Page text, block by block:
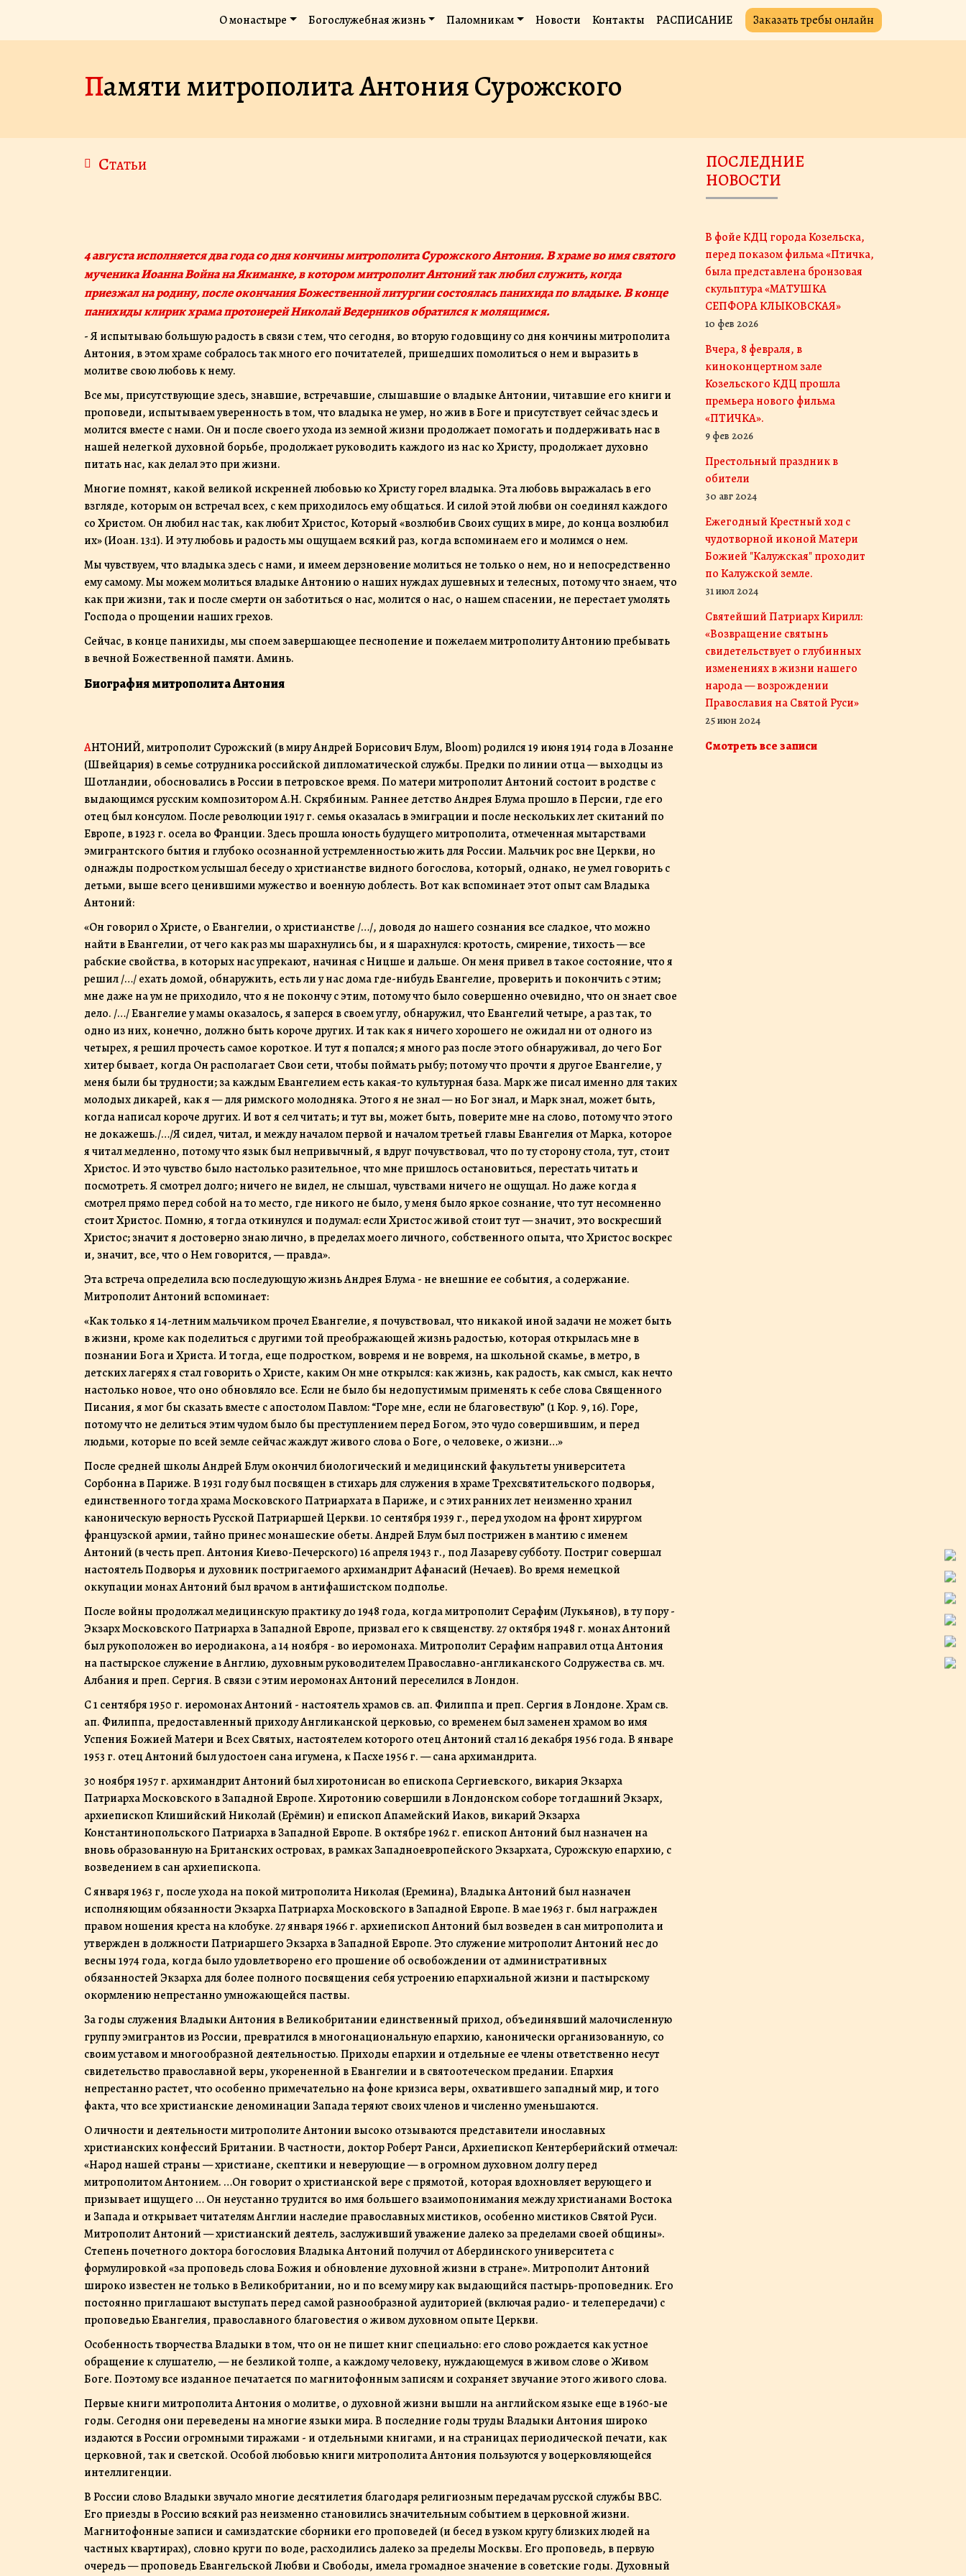
О монастыре Богослужебная жизнь Паломникам Новости Контакты РАСПИСАНИЕ Заказать требы онлайн
Памяти митрополита Антония Сурожского
Статьи
4 августа исполняется два года со дня кончины митрополита Сурожского Антония. В храме во имя святого
мученика Иоанна Война на Якиманке, в котором митрополит Антоний так любил служить, когда
приезжал на родину, после окончания Божественной литургии состоялась панихида по владыке. В конце
панихиды клирик храма протоиерей Николай Ведерников обратился к молящимся.
- Я испытываю большую радость в связи с тем, что сегодня, во вторую годовщину со дня кончины митрополита
Антония, в этом храме собралось так много его почитателей, пришедших помолиться о нем и выразить в
молитве свою любовь к нему.
Все мы, присутствующие здесь, знавшие, встречавшие, слышавшие о владыке Антонии, читавшие его книги и
проповеди, испытываем уверенность в том, что владыка не умер, но жив в Боге и присутствует сейчас здесь и
молится вместе с нами. Он и после своего ухода из земной жизни продолжает помогать и поддерживать нас в
нашей нелегкой духовной борьбе, продолжает руководить каждого из нас ко Христу, продолжает духовно
питать нас, как делал это при жизни.
Многие помнят, какой великой искренней любовью ко Христу горел владыка. Эта любовь выражалась в его
взгляде, которым он встречал всех, с кем приходилось ему общаться. И силой этой любви он соединял каждого
со Христом. Он любил нас так, как любит Христос, Который «возлюбив Своих сущих в мире, до конца возлюбил
их» (Иоан. 13:1). И эту любовь и радость мы ощущаем всякий раз, когда вспоминаем его и молимся о нем.
Мы чувствуем, что владыка здесь с нами, и имеем дерзновение молиться не только о нем, но и непосредственно
ему самому. Мы можем молиться владыке Антонию о наших нуждах душевных и телесных, потому что знаем, что
как при жизни, так и после смерти он заботиться о нас, молится о нас, о нашем спасении, не перестает умолять
Господа о прощении наших грехов.
Сейчас, в конце панихиды, мы споем завершающее песнопение и пожелаем митрополиту Антонию пребывать
в вечной Божественной памяти. Аминь.
Биография митрополита Антония
АНТОНИЙ, митрополит Сурожский (в миру Андрей Борисович Блум, Bloom) родился 19 июня 1914 года в Лозанне
(Швейцария) в семье сотрудника российской дипломатической службы. Предки по линии отца — выходцы из
Шотландии, обосновались в России в петровское время. По матери митрополит Антоний состоит в родстве с
выдающимся русским композитором А.Н. Скрябиным. Раннее детство Андрея Блума прошло в Персии, где его
отец был консулом. После революции 1917 г. семья оказалась в эмиграции и после нескольких лет скитаний по
Европе, в 1923 г. осела во Франции. Здесь прошла юность будущего митрополита, отмеченная мытарствами
эмигрантского бытия и глубоко осознанной устремленностью жить для России. Мальчик рос вне Церкви, но
однажды подростком услышал беседу о христианстве видного богослова, который, однако, не умел говорить с
детьми, выше всего ценившими мужество и военную доблесть. Вот как вспоминает этот опыт сам Владыка
Антоний:
«Он говорил о Христе, о Евангелии, о христианстве /…/, доводя до нашего сознания все сладкое, что можно
найти в Евангелии, от чего как раз мы шарахнулись бы, и я шарахнулся: кротость, смирение, тихость — все
рабские свойства, в которых нас упрекают, начиная с Ницше и дальше. Он меня привел в такое состояние, что я
решил /…/ ехать домой, обнаружить, есть ли у нас дома где-нибудь Евангелие, проверить и покончить с этим;
мне даже на ум не приходило, что я не покончу с этим, потому что было совершенно очевидно, что он знает свое
дело. /…/ Евангелие у мамы оказалось, я заперся в своем углу, обнаружил, что Евангелий четыре, а раз так, то
одно из них, конечно, должно быть короче других. И так как я ничего хорошего не ожидал ни от одного из
четырех, я решил прочесть самое короткое. И тут я попался; я много раз после этого обнаруживал, до чего Бог
хитер бывает, когда Он располагает Свои сети, чтобы поймать рыбу; потому что прочти я другое Евангелие, у
меня были бы трудности; за каждым Евангелием есть какая-то культурная база. Марк же писал именно для таких
молодых дикарей, как я — для римского молодняка. Этого я не знал — но Бог знал, и Марк знал, может быть,
когда написал короче других. И вот я сел читать; и тут вы, может быть, поверите мне на слово, потому что этого
не докажешь./…/Я сидел, читал, и между началом первой и началом третьей главы Евангелия от Марка, которое
я читал медленно, потому что язык был непривычный, я вдруг почувствовал, что по ту сторону стола, тут, стоит
Христос. И это чувство было настолько разительное, что мне пришлось остановиться, перестать читать и
посмотреть. Я смотрел долго; ничего не видел, не слышал, чувствами ничего не ощущал. Но даже когда я
смотрел прямо перед собой на то место, где никого не было, у меня было яркое сознание, что тут несомненно
стоит Христос. Помню, я тогда откинулся и подумал: если Христос живой стоит тут — значит, это воскресший
Христос; значит я достоверно знаю лично, в пределах моего личного, собственного опыта, что Христос воскрес
и, значит, все, что о Нем говорится, — правда».
Эта встреча определила всю последующую жизнь Андрея Блума - не внешние ее события, а содержание.
Митрополит Антоний вспоминает:
«Как только я 14-летним мальчиком прочел Евангелие, я почувствовал, что никакой иной задачи не может быть
в жизни, кроме как поделиться с другими той преображающей жизнь радостью, которая открылась мне в
познании Бога и Христа. И тогда, еще подростком, вовремя и не вовремя, на школьной скамье, в метро, в
детских лагерях я стал говорить о Христе, каким Он мне открылся: как жизнь, как радость, как смысл, как нечто
настолько новое, что оно обновляло все. Если не было бы недопустимым применять к себе слова Священного
Писания, я мог бы сказать вместе с апостолом Павлом: “Горе мне, если не благовествую” (1 Кор. 9, 16). Горе,
потому что не делиться этим чудом было бы преступлением перед Богом, это чудо совершившим, и перед
людьми, которые по всей земле сейчас жаждут живого слова о Боге, о человеке, о жизни…»
После средней школы Андрей Блум окончил биологический и медицинский факультеты университета
Сорбонна в Париже. В 1931 году был посвящен в стихарь для служения в храме Трехсвятительского подворья,
единственного тогда храма Московского Патриархата в Париже, и с этих ранних лет неизменно хранил
каноническую верность Русской Патриаршей Церкви. 10 сентября 1939 г., перед уходом на фронт хирургом
французской армии, тайно принес монашеские обеты. Андрей Блум был пострижен в мантию с именем
Антоний (в честь преп. Антония Киево-Печерского) 16 апреля 1943 г., под Лазареву субботу. Постриг совершал
настоятель Подворья и духовник постригаемого архимандрит Афанасий (Нечаев). Во время немецкой
оккупации монах Антоний был врачом в антифашистском подполье.
После войны продолжал медицинскую практику до 1948 года, когда митрополит Серафим (Лукьянов), в ту пору -
Экзарх Московского Патриарха в Западной Европе, призвал его к священству. 27 октября 1948 г. монах Антоний
был рукоположен во иеродиакона, а 14 ноября - во иеромонаха. Митрополит Серафим направил отца Антония
на пастырское служение в Англию, духовным руководителем Православно-англиканского Содружества св. мч.
Албания и преп. Сергия. В связи с этим иеромонах Антоний переселился в Лондон.
С 1 сентября 1950 г. иеромонах Антоний - настоятель храмов св. ап. Филиппа и преп. Сергия в Лондоне. Храм св.
ап. Филиппа, предоставленный приходу Англиканской церковью, со временем был заменен храмом во имя
Успения Божией Матери и Всех Святых, настоятелем которого отец Антоний стал 16 декабря 1956 года. В январе
1953 г. отец Антоний был удостоен сана игумена, к Пасхе 1956 г. — сана архимандрита.
30 ноября 1957 г. архимандрит Антоний был хиротонисан во епископа Сергиевского, викария Экзарха
Патриарха Московского в Западной Европе. Хиротонию совершили в Лондонском соборе тогдашний Экзарх,
архиепископ Клишийский Николай (Ерёмин) и епископ Апамейский Иаков, викарий Экзарха
Константинопольского Патриарха в Западной Европе. В октябре 1962 г. епископ Антоний был назначен на
вновь образованную на Британских островах, в рамках Западноевропейского Экзархата, Сурожскую епархию, с
возведением в сан архиепископа.
С января 1963 г, после ухода на покой митрополита Николая (Еремина), Владыка Антоний был назначен
исполняющим обязанности Экзарха Патриарха Московского в Западной Европе. В мае 1963 г. был награжден
правом ношения креста на клобуке. 27 января 1966 г. архиепископ Антоний был возведен в сан митрополита и
утвержден в должности Патриаршего Экзарха в Западной Европе. Это служение митрополит Антоний нес до
весны 1974 года, когда было удовлетворено его прошение об освобождении от административных
обязанностей Экзарха для более полного посвящения себя устроению епархиальной жизни и пастырскому
окормлению непрестанно умножающейся паствы.
За годы служения Владыки Антония в Великобритании единственный приход, объединявший малочисленную
группу эмигрантов из России, превратился в многонациональную епархию, канонически организованную, со
своим уставом и многообразной деятельностью. Приходы епархии и отдельные ее члены ответственно несут
свидетельство православной веры, укорененной в Евангелии и в святоотеческом предании. Епархия
непрестанно растет, что особенно примечательно на фоне кризиса веры, охватившего западный мир, и того
факта, что все христианские деноминации Запада теряют своих членов и численно уменьшаются.
О личности и деятельности митрополите Антонии высоко отзываются представители инославных
христианских конфессий Британии. В частности, доктор Роберт Ранси, Архиепископ Кентерберийский отмечал:
«Народ нашей страны — христиане, скептики и неверующие — в огромном духовном долгу перед
митрополитом Антонием. …Он говорит о христианской вере с прямотой, которая вдохновляет верующего и
призывает ищущего … Он неустанно трудится во имя большего взаимопонимания между христианами Востока
и Запада и открывает читателям Англии наследие православных мистиков, особенно мистиков Святой Руси.
Митрополит Антоний — христианский деятель, заслуживший уважение далеко за пределами своей общины».
Степень почетного доктора богословия Владыка Антоний получил от Абердинского университета с
формулировкой «за проповедь слова Божия и обновление духовной жизни в стране». Митрополит Антоний
широко известен не только в Великобритании, но и по всему миру как выдающийся пастырь-проповедник. Его
постоянно приглашают выступать перед самой разнообразной аудиторией (включая радио- и телепередачи) с
проповедью Евангелия, православного благовестия о живом духовном опыте Церкви.
Особенность творчества Владыки в том, что он не пишет книг специально: его слово рождается как устное
обращение к слушателю, — не безликой толпе, а каждому человеку, нуждающемуся в живом слове о Живом
Боге. Поэтому все изданное печатается по магнитофонным записям и сохраняет звучание этого живого слова.
Первые книги митрополита Антония о молитве, о духовной жизни вышли на английском языке еще в 1960-ые
годы. Сегодня они переведены на многие языки мира. В последние годы труды Владыки Антония широко
издаются в России огромными тиражами - и отдельными книгами, и на страницах периодической печати, как
церковной, так и светской. Особой любовью книги митрополита Антония пользуются у воцерковляющейся
интеллигенции.
В России слово Владыки звучало многие десятилетия благодаря религиозным передачам русской службы BBC.
Его приезды в Россию всякий раз неизменно становились значительным событием в церковной жизни.
Магнитофонные записи и самиздатские сборники его проповедей (и бесед в узком кругу близких людей на
частных квартирах), словно круги по воде, расходились далеко за пределы Москвы. Его проповедь, в первую
очередь — проповедь Евангельской Любви и Свободы, имела громадное значение в советские годы. Духовный
ПОСЛЕДНИЕ
НОВОСТИ
В фойе КДЦ города Козельска,
перед показом фильма «Птичка,
была представлена бронзовая
скульптура «МАТУШКА
СЕПФОРА КЛЫКОВСКАЯ»
10 фев 2026
Вчера, 8 февраля, в
киноконцертном зале
Козельского КДЦ прошла
премьера нового фильма
«ПТИЧКА».
9 фев 2026
Престольный праздник в
обители
30 авг 2024
Ежегодный Крестный ход с
чудотворной иконой Матери
Божией "Калужская" проходит
по Калужской земле.
31 июл 2024
Святейший Патриарх Кирилл:
«Возвращение святынь
свидетельствует о глубинных
изменениях в жизни нашего
народа — возрождении
Православия на Святой Руси»
25 июн 2024
Смотреть все записи